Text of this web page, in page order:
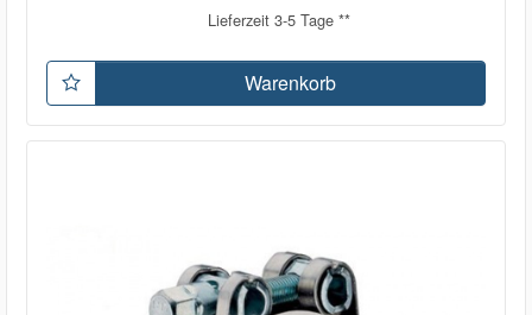
Lieferzeit 3-5 Tage **
Warenkorb